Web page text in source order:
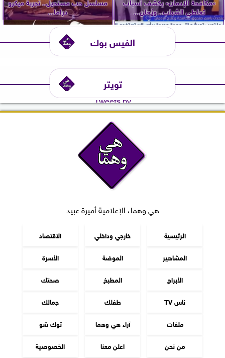
تعاطي الشباب.. ويُعلن... دراما...
الفيس بوك
تويتر
Tweets by
هي وهما، الإعلامية أميرة عبيد
الرئيسية خارجي وداخلي
الاقتصاد
المشاهير
الموضة
الأسرة
الأبراج
المطبخ
صحتك
ناس TV
طفلك
جمالك
ملفات
آراء هي وهما
توك شو
من نحن
اعلن معنا الخصوصية